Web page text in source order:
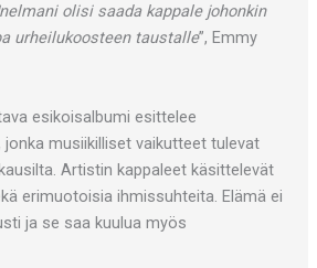
olisi saada kappale johonkin
urheilukoosteen taustalle”, Emmy
esikoisalbumi esittelee
musiikilliset vaikutteet tulevat
Artistin kappaleet käsittelevät
erimuotoisia ihmissuhteita. Elämä ei
ja se saa kuulua myös